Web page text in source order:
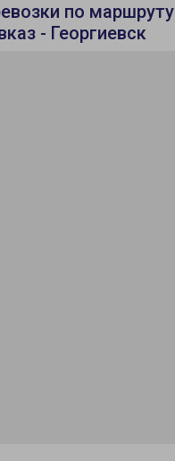
по маршруту
- Георгиевск